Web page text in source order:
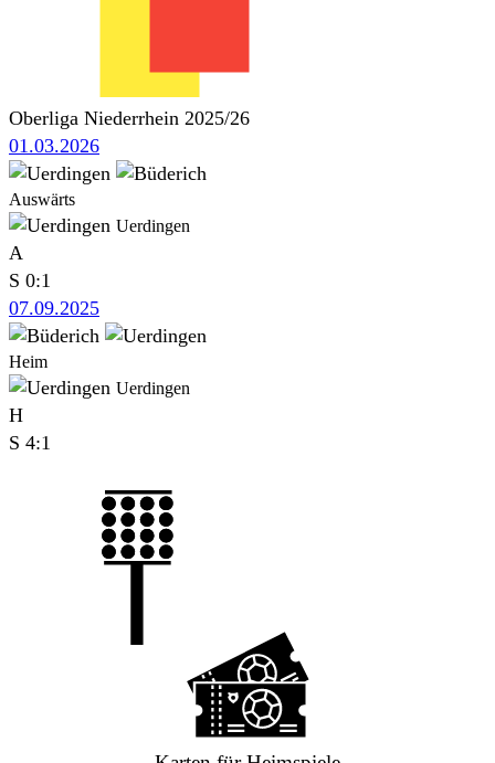
Oberliga Niederrhein 2025/26
01.03.2026
Auswärts
Uerdingen
A
S 0:1
07.09.2025
Heim
Uerdingen
H
S 4:1